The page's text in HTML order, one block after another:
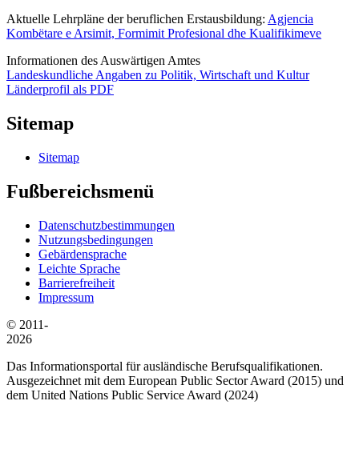
Aktuelle Lehrpläne der beruflichen Erstausbildung: Agjencia
Kombëtare e Arsimit, Formimit Profesional dhe Kualifikimeve
Informationen des Auswärtigen Amtes
Landeskundliche Angaben zu Politik, Wirtschaft und Kultur
Länderprofil als PDF
Sitemap
Sitemap
Fußbereichsmenü
Datenschutzbestimmungen
Nutzungsbedingungen
Gebärdensprache
Leichte Sprache
Barrierefreiheit
Impressum
© 2011-
2026
Das Informationsportal für ausländische Berufsqualifikationen.
Ausgezeichnet mit dem European Public Sector Award (2015) und
dem United Nations Public Service Award (2024)